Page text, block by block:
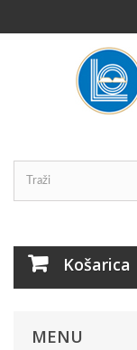
Košarica
MENU